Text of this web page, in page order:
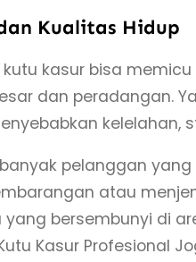
Kualitas Hidup
kasur bisa
dan peradangan.
kelelahan,
pelanggan
atau
bersembunyi di
Kasur Profesional